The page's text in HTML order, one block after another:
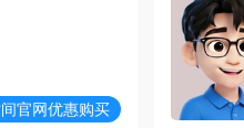
官网优惠购买